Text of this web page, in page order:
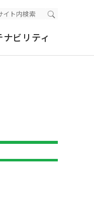
検索実行
ナビリティ